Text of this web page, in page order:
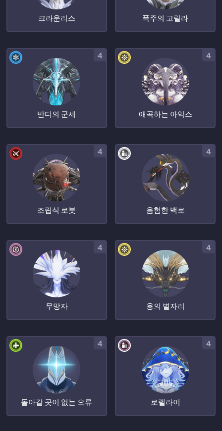
크라운리스 폭주의 고릴라
반디의 군세
4
애곡하는 아익스
4
조립식 로봇
4
음험한 백로
4
무망자
4
용의 별자리
4
돌아갈 곳이 없는 오류
4
로렐라이
4